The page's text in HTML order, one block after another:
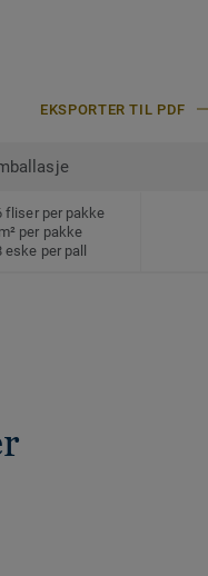
EKSPORTER TIL PDF
fliser per pakke
per pakke
eske per pall